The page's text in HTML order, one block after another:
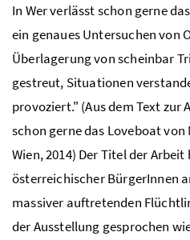
In Wer verlässt schon gerne das
ein genaues Untersuchen von
Überlagerung von scheinbar
gestreut, Situationen
provoziert." (Aus dem Text zur
schon gerne das Loveboatvon
Wien, 2014) Der Titel der
österreichischer BürgerInnen
massiver auftretenden
der Ausstellung gesprochen